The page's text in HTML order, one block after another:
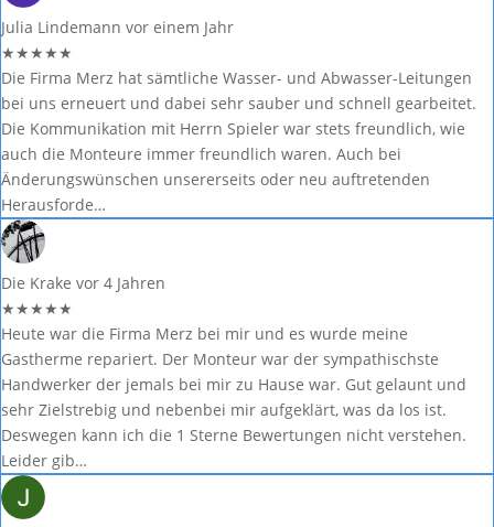
Julia Lindemann vor einem Jahr
★★★★★
Die Firma Merz hat sämtliche Wasser- und Abwasser-Leitungen
bei uns erneuert und dabei sehr sauber und schnell gearbeitet.
Die Kommunikation mit Herrn Spieler war stets freundlich, wie
auch die Monteure immer freundlich waren. Auch bei
Änderungswünschen unsererseits oder neu auftretenden
Herausforde…
Die Krake vor 4 Jahren
★★★★★
Heute war die Firma Merz bei mir und es wurde meine
Gastherme repariert. Der Monteur war der sympathischste
Handwerker der jemals bei mir zu Hause war. Gut gelaunt und
sehr Zielstrebig und nebenbei mir aufgeklärt, was da los ist.
Deswegen kann ich die 1 Sterne Bewertungen nicht verstehen.
Leider gib…